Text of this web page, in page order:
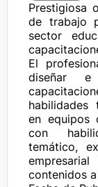
Prestigiosa
de trabajo
sector
El
diseñar
habilidades
en equipos
con
temático,
contenidos